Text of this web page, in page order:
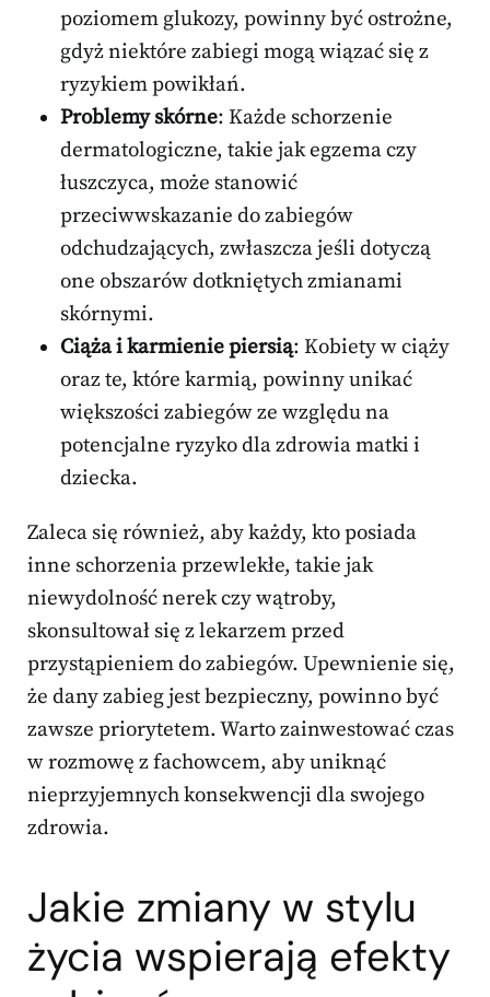
poziomem glukozy, powinny być ostrożne,
gdyż niektóre zabiegi mogą wiązać się z
ryzykiem powikłań.
Problemy skórne: Każde schorzenie
dermatologiczne, takie jak egzema czy
łuszczyca, może stanowić
przeciwwskazanie do zabiegów
odchudzających, zwłaszcza jeśli dotyczą
one obszarów dotkniętych zmianami
skórnymi.
Ciąża i karmienie piersią: Kobiety w ciąży
oraz te, które karmią, powinny unikać
większości zabiegów ze względu na
potencjalne ryzyko dla zdrowia matki i
dziecka.
Zaleca się również, aby każdy, kto posiada
inne schorzenia przewlekłe, takie jak
niewydolność nerek czy wątroby,
skonsultował się z lekarzem przed
przystąpieniem do zabiegów. Upewnienie się,
że dany zabieg jest bezpieczny, powinno być
zawsze priorytetem. Warto zainwestować czas
w rozmowę z fachowcem, aby uniknąć
nieprzyjemnych konsekwencji dla swojego
zdrowia.
Jakie zmiany w stylu
życia wspierają efekty